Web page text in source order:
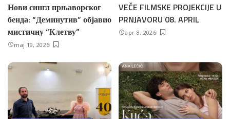
Нови сингл прњаворског
бенда: “Деминутив” објавио
мистичну “Клетву”
maj 19, 2026
VEČE FILMSKE PROJEKCIJE U
PRNJAVORU 08. APRIL
apr 8, 2026